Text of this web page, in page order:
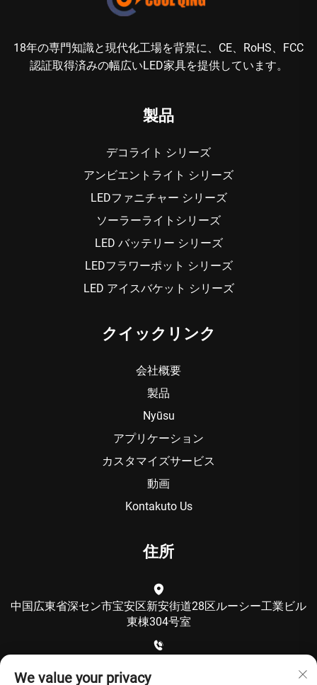
18年の専門知識と現代化工場を背景に、CE、RoHS、FCC
認証取得済みの幅広いLED家具を提供しています。
製品
デコライト シリーズ
アンビエントライト シリーズ
LEDファニチャー シリーズ
ソーラーライトシリーズ
LED バッテリー シリーズ
LEDフラワーポット シリーズ
LED アイスバケット シリーズ
クイックリンク
会社概要
製品
Nyūsu
アプリケーション
カスタマイズサービス
動画
Kontakuto Us
住所
中国広東省深セン市宝安区新安街道28区ルーシー工業ビル
東棟304号室
We value your privacy